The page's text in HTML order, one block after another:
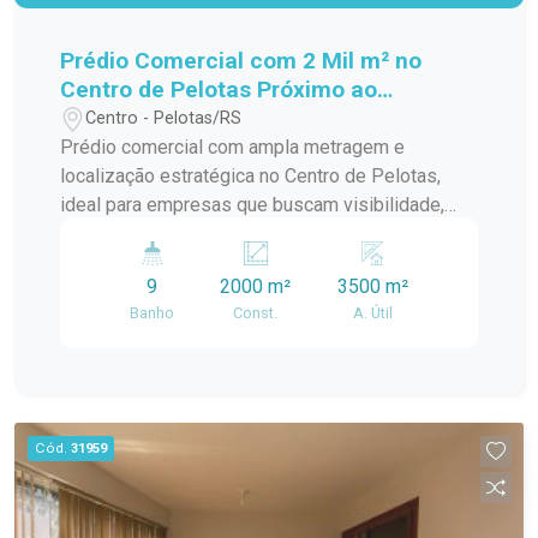
Prédio Comercial com 2 Mil m² no
Centro de Pelotas Próximo ao
Guanabara
Centro - Pelotas/RS
Prédio comercial com ampla metragem e
localização estratégica no Centro de Pelotas,
ideal para empresas que buscam visibilidade,
e fornecedores. O imóvel oferece uma estrutura
versátil, permitindo diferentes possibilidades de
uso comercial conforme a necessidade da
Guanabara, facilitando o acesso a importantes
vias da cidade e proporcionando conveniência
tanto para atividades comerciais quanto
operacionais. Descrição do imóvel: Área Útil
9
Banho
2000 m²
Const.
3500 m²
A. Útil
Cód. 31959